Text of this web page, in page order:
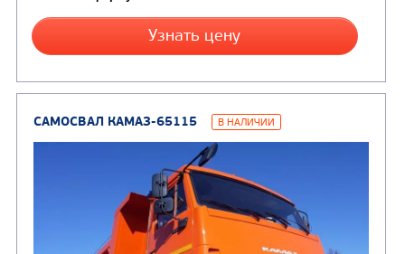
САМОСВАЛ КАМАЗ-45143